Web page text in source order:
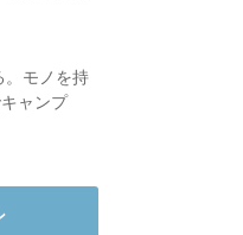
。モノを持
ャンプ